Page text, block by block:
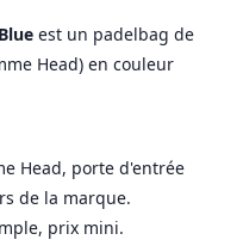
est un padelbag de
Head) en couleur
Head, porte d'entrée
de la marque.
prix mini.